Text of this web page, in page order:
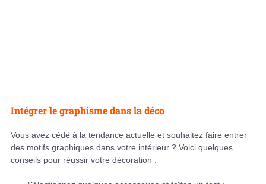
Intégrer le graphisme dans la déco
Vous avez cédé à la tendance actuelle et souhaitez faire entrer
des motifs graphiques dans votre intérieur ? Voici quelques
conseils pour réussir votre décoration :